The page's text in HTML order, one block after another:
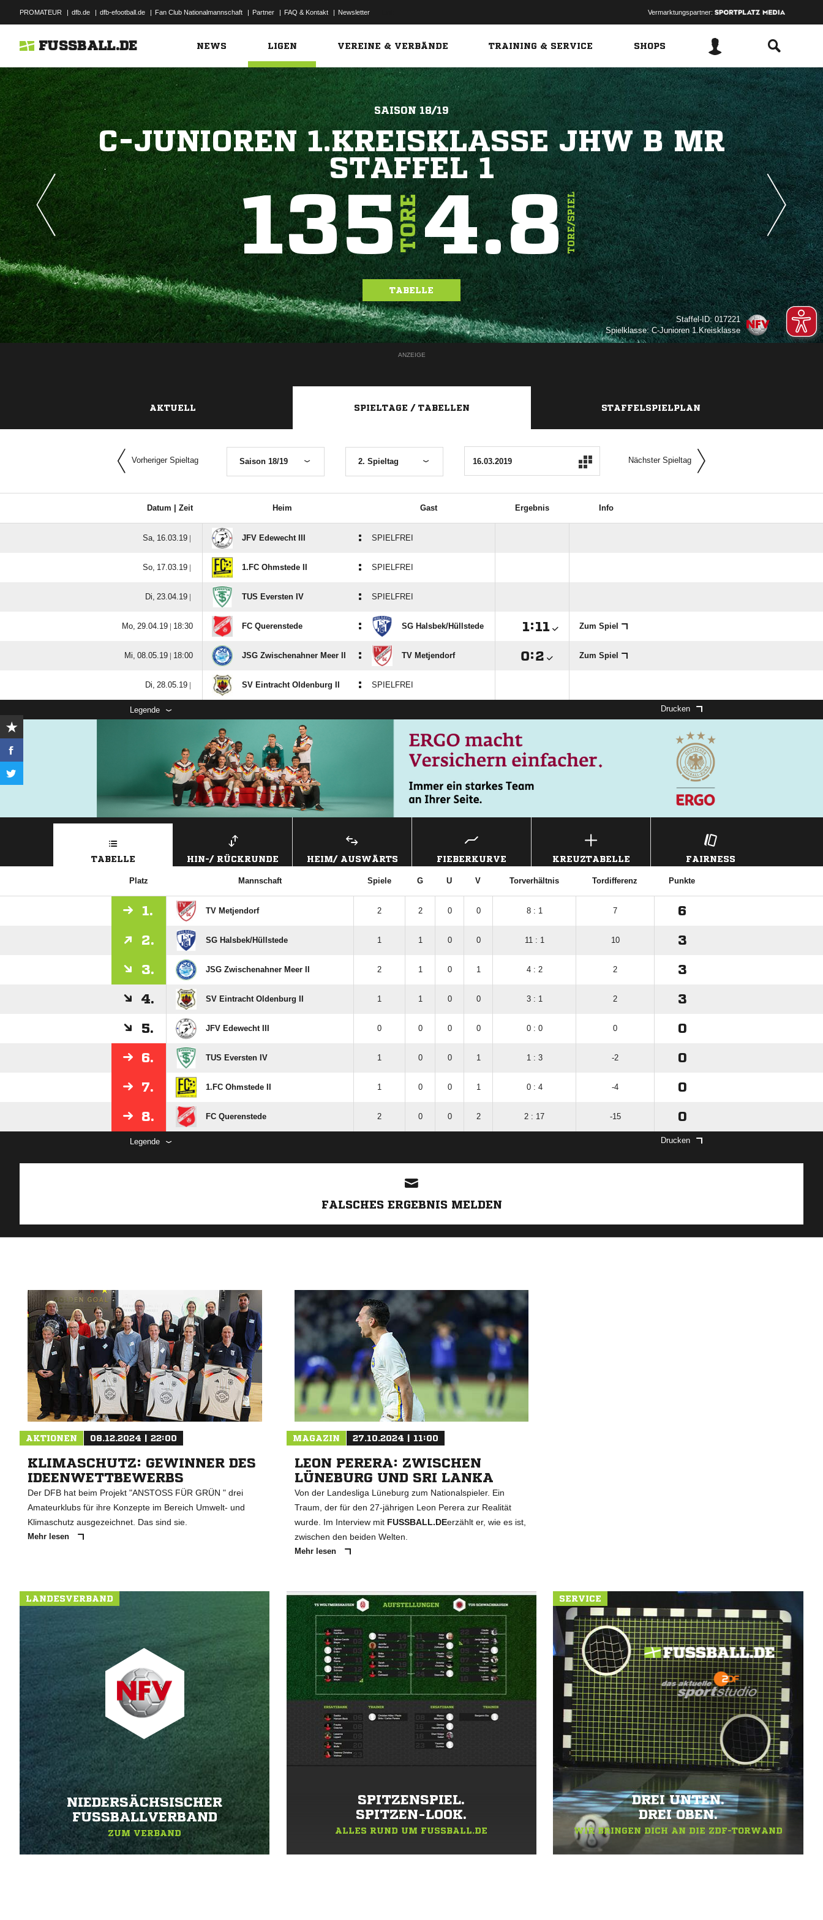
PROMATEUR | dfb.de | dfb-efootball.de | Fan Club Nationalmannschaft | Partner | FAQ & Kontakt | Newsletter Vermarktungspartner:
FUSSBALL.DE NEWS LIGEN VEREINE & VERBÄNDE TRAINING & SERVICE SHOPS
SAISON 18/19
C-JUNIOREN 1.KREISKLASSE JHW B MR
STAFFEL 1
135TORE4.8TORE/SPIEL
TABELLE
Staffel-ID: 017221
Spielklasse: C-Junioren 1.Kreisklasse
ANZEIGE
AKTUELL SPIELTAGE / TABELLEN STAFFELSPIELPLAN
Vorheriger Spieltag Saison 18/19 2. Spieltag Nächster Spieltag
Datum | Zeit Heim Gast Ergebnis Info
  | JFV Edewecht III : SPIELFREI
  | 1.FC Ohmstede II : SPIELFREI
  | TUS Eversten IV : SPIELFREI
  |  FC Querenstede : SG Halsbek/​Hüllstede : Zum Spiel
  |  JSG Zwischenahner Meer II : TV Metjendorf : Zum Spiel
  | SV Eintracht Oldenburg II : SPIELFREI
Legende Drucken
TABELLE HIN-/ RÜCKRUNDE HEIM/ AUSWÄRTS FIEBERKURVE KREUZTABELLE FAIRNESS
Platz Mannschaft Spiele G U V Torverhältnis Tordifferenz Punkte
1. TV Metjendorf 2 2 0 0 8 : 1 7 6
2. SG Halsbek/​Hüllstede 1 1 0 0 11 : 1 10 3
3. JSG Zwischenahner Meer II 2 1 0 1 4 : 2 2 3
4. SV Eintracht Oldenburg II 1 1 0 0 3 : 1 2 3
5. JFV Edewecht III 0 0 0 0 0 : 0 0 0
6. TUS Eversten IV 1 0 0 1 1 : 3 -2 0
7. 1.FC Ohmstede II 1 0 0 1 0 : 4 -4 0
8. FC Querenstede 2 0 0 2 2 : 17 -15 0
Legende Drucken
FALSCHES ERGEBNIS MELDEN
AKTIONEN 08.12.2024 | 22:00
KLIMASCHUTZ: GEWINNER DES
IDEENWETTBEWERBS
Der DFB hat beim Projekt "ANSTOSS FÜR GRÜN " drei
Amateurklubs für ihre Konzepte im Bereich Umwelt- und
Klimaschutz ausgezeichnet. Das sind sie.
Mehr lesen
MAGAZIN 27.10.2024 | 11:00
LEON PERERA: ZWISCHEN
LÜNEBURG UND SRI LANKA
Von der Landesliga Lüneburg zum Nationalspieler. Ein
Traum, der für den 27-jährigen Leon Perera zur Realität
wurde. Im Interview mit FUSSBALL.DEerzählt er, wie es ist,
zwischen den beiden Welten.
Mehr lesen
LANDESVERBAND
NIEDERSÄCHSISCHER
FUSSBALLVERBAND
ZUM VERBAND
SPITZENSPIEL.
SPITZEN-LOOK.
ALLES RUND UM FUSSBALL.DE
SERVICE
DREI UNTEN.
DREI OBEN.
WIR BRINGEN DICH AN DIE ZDF-TORWAND